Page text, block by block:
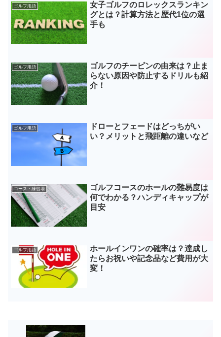
ゴルフ用語
女子ゴルフのロレックスランキン
グとは？計算方法と歴代1位の選
手も
ゴルフ用語
ゴルフのチーピンの由来は？止ま
らない原因や防止するドリルも紹
介！
ゴルフ用語
ドローとフェードはどっちがい
い？メリットと飛距離の違いなど
コース・練習場
ゴルフコースのホールの難易度は
何でわかる？ハンディキャップが
目安
ゴルフ用語
ホールインワンの確率は？達成し
たらお祝いや記念品など費用が大
変！